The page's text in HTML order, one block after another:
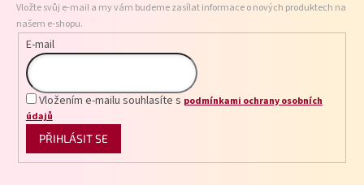
Vložte svůj e-mail a my vám budeme zasílat informace o nových produktech na
našem e-shopu.
E-mail
Vložením e-mailu souhlasíte s podmínkami ochrany osobních
údajů
PŘIHLÁSIT SE